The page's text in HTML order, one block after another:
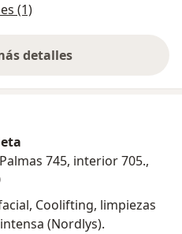
(1)
detalles
sobre la experiencia
745, interior 705.,
Coolifting, limpiezas
(Nordlys).